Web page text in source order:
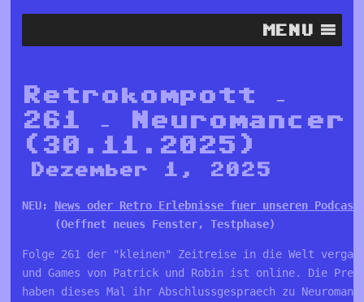
MENU
Retrokompott –
261 – Neuromancer
(30.11.2025)
Dezember 1, 2025
NEU: News oder Retro Erlebnisse fuer unseren
     (Oeffnet neues Fenster, Testphase)
Folge 261 der "kleinen" Zeitreise in die Welt
und Games von Patrick und Robin ist online. Die
haben dieses Mal ihr Abschlussgespraech zu